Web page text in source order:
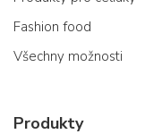
Fashion food
Všechny možnosti
Produkty